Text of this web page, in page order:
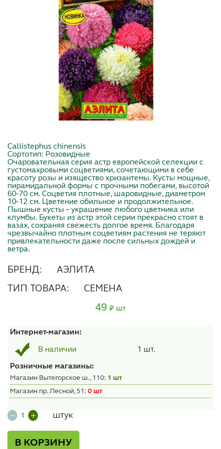
Callistephus chinensis
Сортотип: Розовидные
Очаровательная серия астр европейской селекции с
густомахровыми соцветиями, сочетающими в себе
красоту розы и изящество хризантемы. Кусты мощные,
пирамидальной формы с прочными побегами, высотой
60-70 см. Соцветия плотные, шаровидные, диаметром
10-12 см. Цветение обильное и продолжительное.
Пышные кусты – украшение любого цветника или
клумбы. Букеты из астр этой серии прекрасно стоят в
вазах, сохраняя свежесть долгое время. Благодаря
чрезвычайно плотным соцветиям растения не теряют
привлекательности даже после сильных дождей и
ветра.
БРЕНД: АЭЛИТА
ТИП ТОВАРА: СЕМЕНА
49 ₽ шт
Интернет-магазин:
В наличии 1 шт.
Розничные магазины:
Магазин Вытегорское ш., 110: 1 шт
Магазин пр. Лесной, 51: 0 шт
штук
В КОРЗИНУ